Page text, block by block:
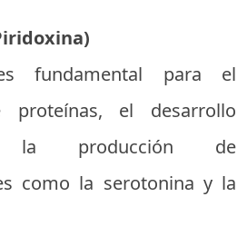
fundamental para el
proteínas, el desarrollo
producción de
como la serotonina y la